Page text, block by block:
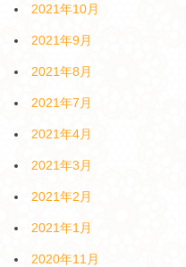
2021年10月
2021年9月
2021年8月
2021年7月
2021年4月
2021年3月
2021年2月
2021年1月
2020年11月